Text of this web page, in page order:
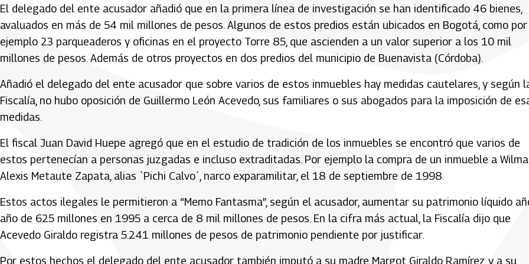
El delegado del ente acusador añadió que en la primera línea de investigación se han identificado 46 bienes,
avaluados en más de 54 mil millones de pesos. Algunos de estos predios están ubicados en Bogotá, como por
ejemplo 23 parqueaderos y oficinas en el proyecto Torre 85, que ascienden a un valor superior a los 10 mil
millones de pesos. Además de otros proyectos en dos predios del municipio de Buenavista (Córdoba).
Añadió el delegado del ente acusador que sobre varios de estos inmuebles hay medidas cautelares, y según
Fiscalía, no hubo oposición de Guillermo León Acevedo, sus familiares o sus abogados para la imposición de
medidas.
El fiscal Juan David Huepe agregó que en el estudio de tradición de los inmuebles se encontró que varios de
estos pertenecían a personas juzgadas e incluso extraditadas. Por ejemplo la compra de un inmueble a
Alexis Metaute Zapata, alias `Pichi Calvo´, narco exparamilitar, el 18 de septiembre de 1998.
Estos actos ilegales le permitieron a “Memo Fantasma”, según el acusador, aumentar su patrimonio líquido
año de 625 millones en 1995 a cerca de 8 mil millones de pesos. En la cifra más actual, la Fiscalía dijo que
Acevedo Giraldo registra 5.241 millones de pesos de patrimonio pendiente por justificar.
Por estos hechos el delegado del ente acusador también imputó a su madre Margot Giraldo Ramírez y a su